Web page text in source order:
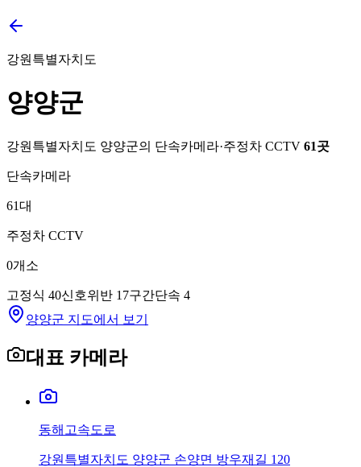
강원특별자치도
양양군
강원특별자치도 양양군의 단속카메라·주정차 CCTV 61곳
단속카메라
61대
주정차 CCTV
0개소
고정식 40신호위반 17구간단속 4
양양군 지도에서 보기
대표 카메라
동해고속도로
강원특별자치도 양양군 손양면 방우재길 120